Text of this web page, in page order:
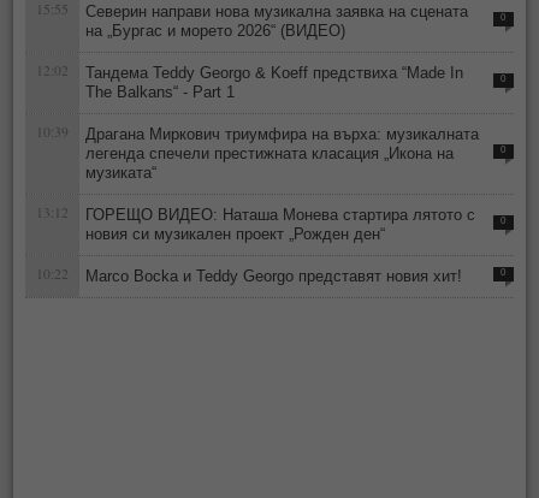
15:55
Северин направи нова музикална заявка на сцената
на „Бургас и морето 2026“ (ВИДЕО)
0
12:02
Тандема Teddy Georgo & Koeff предствиха “Made In
The Balkans“ - Part 1
0
10:39
Драгана Миркович триумфира на върха: музикалната
легенда спечели престижната класация „Икона на
музиката“
0
13:12
ГОРЕЩО ВИДЕО: Наташа Монева стартира лятото с
новия си музикален проект „Рожден ден“
0
10:22 Marco Bocka и Teddy Georgo представят новия хит! 0